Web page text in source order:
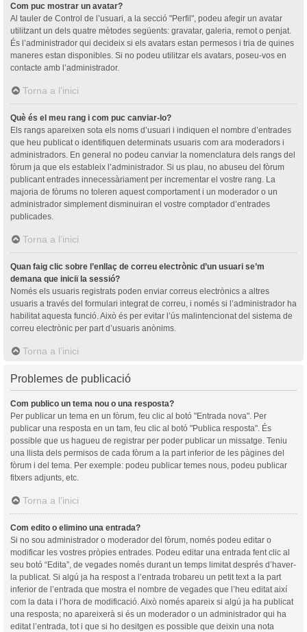
Com puc mostrar un avatar?
Al tauler de Control de l’usuari, a la secció "Perfil", podeu afegir un avatar
utilitzant un dels quatre mètodes següents: gravatar, galeria, remot o penjat.
És l’administrador qui decideix si els avatars estan permesos i tria de quines
maneres estan disponibles. Si no podeu utilitzar els avatars, poseu-vos en
contacte amb l’administrador.
Torna a l’inici
Què és el meu rang i com puc canviar-lo?
Els rangs apareixen sota els noms d’usuari i indiquen el nombre d’entrades
que heu publicat o identifiquen determinats usuaris com ara moderadors i
administradors. En general no podeu canviar la nomenclatura dels rangs del
fòrum ja que els estableix l’administrador. Si us plau, no abuseu del fòrum
publicant entrades innecessàriament per incrementar el vostre rang. La
majoria de fòrums no toleren aquest comportament i un moderador o un
administrador simplement disminuiran el vostre comptador d’entrades
publicades.
Torna a l’inici
Quan faig clic sobre l’enllaç de correu electrònic d’un usuari se’m
demana que iniciï la sessió?
Només els usuaris registrats poden enviar correus electrònics a altres
usuaris a través del formulari integrat de correu, i només si l’administrador ha
habilitat aquesta funció. Això és per evitar l’ús malintencionat del sistema de
correu electrònic per part d’usuaris anònims.
Torna a l’inici
Problemes de publicació
Com publico un tema nou o una resposta?
Per publicar un tema en un fòrum, feu clic al botó "Entrada nova". Per
publicar una resposta en un tam, feu clic al botó "Publica resposta". És
possible que us hagueu de registrar per poder publicar un missatge. Teniu
una llista dels permisos de cada fòrum a la part inferior de les pàgines del
fòrum i del tema. Per exemple: podeu publicar temes nous, podeu publicar
fitxers adjunts, etc.
Torna a l’inici
Com edito o elimino una entrada?
Si no sou administrador o moderador del fòrum, només podeu editar o
modificar les vostres pròpies entrades. Podeu editar una entrada fent clic al
seu botó “Edita”, de vegades només durant un temps limitat després d’haver-
la publicat. Si algú ja ha respost a l’entrada trobareu un petit text a la part
inferior de l’entrada que mostra el nombre de vegades que l’heu editat així
com la data i l’hora de modificació. Això només apareix si algú ja ha publicat
una resposta; no apareixerà si és un moderador o un administrador qui ha
editat l’entrada, tot i que si ho desitgen es possible que deixin una nota